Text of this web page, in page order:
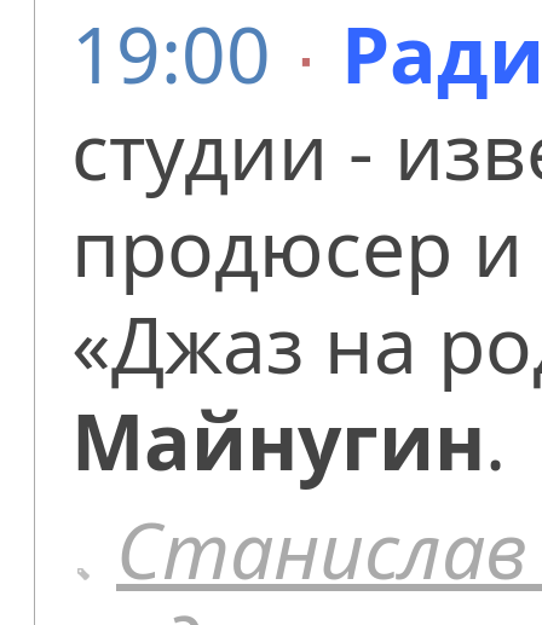
19:00 ∙
студии -
продюсер и
«Джаз на
Майнугин.